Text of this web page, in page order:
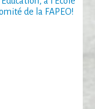
de la FAPEO!